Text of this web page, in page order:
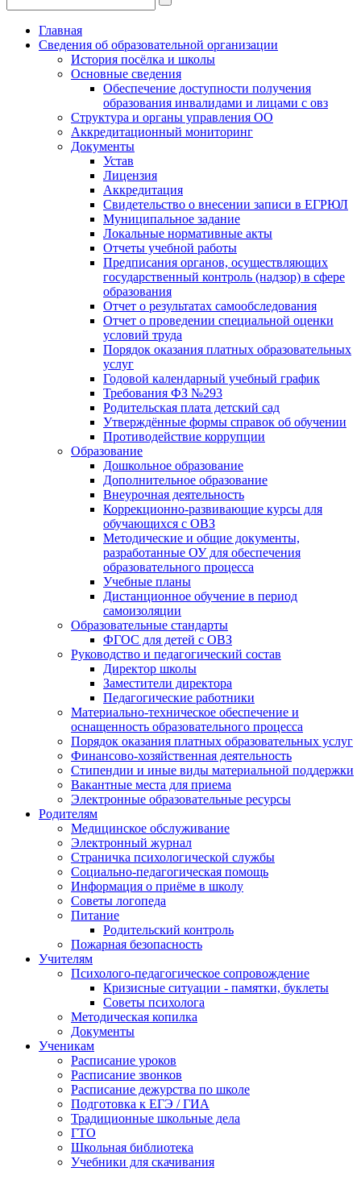
Главная
Сведения об образовательной организации
История посёлка и школы
Основные сведения
Обеспечение доступности получения
образования инвалидами и лицами с овз
Структура и органы управления ОО
Аккредитационный мониторинг
Документы
Устав
Лицензия
Аккредитация
Свидетельство о внесении записи в ЕГРЮЛ
Муниципальное задание
Локальные нормативные акты
Отчеты учебной работы
Предписания органов, осуществляющих
государственный контроль (надзор) в сфере
образования
Отчет о результатах самообследования
Отчет о проведении специальной оценки
условий труда
Порядок оказания платных образовательных
услуг
Годовой календарный учебный график
Требования ФЗ №293
Родительская плата детский сад
Утверждённые формы справок об обучении
Противодействие коррупции
Образование
Дошкольное образование
Дополнительное образование
Внеурочная деятельность
Коррекционно-развивающие курсы для
обучающихся с ОВЗ
Методические и общие документы,
разработанные ОУ для обеспечения
образовательного процесса
Учебные планы
Дистанционное обучение в период
самоизоляции
Образовательные стандарты
ФГОС для детей с ОВЗ
Руководство и педагогический состав
Директор школы
Заместители директора
Педагогические работники
Материально-техническое обеспечение и
оснащенность образовательного процесса
Порядок оказания платных образовательных услуг
Финансово-хозяйственная деятельность
Стипендии и иные виды материальной поддержки
Вакантные места для приема
Электронные образовательные ресурсы
Родителям
Медицинское обслуживание
Электронный журнал
Страничка психологической службы
Социально-педагогическая помощь
Информация о приёме в школу
Советы логопеда
Питание
Родительский контроль
Пожарная безопасность
Учителям
Психолого-педагогическое сопровождение
Кризисные ситуации - памятки, буклеты
Советы психолога
Методическая копилка
Документы
Ученикам
Расписание уроков
Расписание звонков
Расписание дежурства по школе
Подготовка к ЕГЭ / ГИА
Традиционные школьные дела
ГТО
Школьная библиотека
Учебники для скачивания